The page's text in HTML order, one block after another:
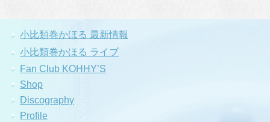
小比類巻かほる 最新情報
小比類巻かほる ライブ
Fan Club KOHHY’S
Shop
Discography
Profile